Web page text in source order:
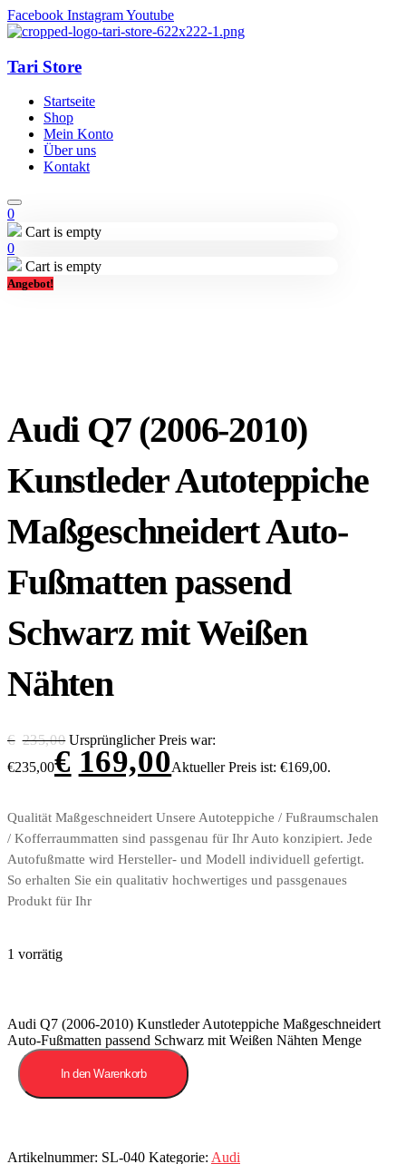
Facebook InstagramYoutube
Tari Store
Startseite
Shop
Mein Konto
Über uns
Kontakt
0
Cart is empty
0
Cart is empty
Angebot!
Audi Q7 (2006-2010)
Kunstleder Autoteppiche
Maßgeschneidert Auto-
Fußmatten passend
Schwarz mit Weißen
Nähten
€ 235,00 Ursprünglicher Preis war:
€235,00€ 169,00Aktueller Preis ist: €169,00.
Qualität Maßgeschneidert Unsere Autoteppiche / Fußraumschalen
/ Kofferraummatten sind passgenau für Ihr Auto konzipiert. Jede
Autofußmatte wird Hersteller- und Modell individuell gefertigt.
So erhalten Sie ein qualitativ hochwertiges und passgenaues
Produkt für Ihr
1 vorrätig
Audi Q7 (2006-2010) Kunstleder Autoteppiche Maßgeschneidert
Auto-Fußmatten passend Schwarz mit Weißen Nähten Menge
In den Warenkorb
Artikelnummer: SL-040 Kategorie: Audi